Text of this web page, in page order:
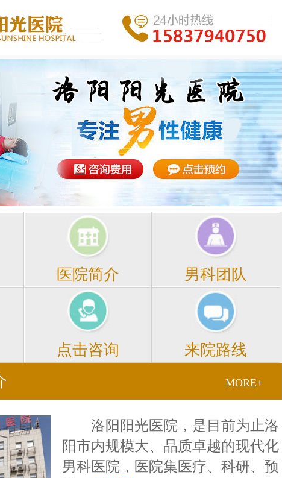
医院简介 男科团队
点击咨询
来院路线
MORE+
洛阳阳光医院，是目前为止洛
阳市内规模大、品质卓越的现代化
男科医院，医院集医疗、科研、预